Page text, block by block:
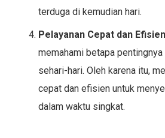
terduga di kemudian hari.
Pelayanan Cepat dan Efisien
memahami betapa
sehari-hari. Oleh karena itu,
cepat dan efisien untuk
dalam waktu singkat.